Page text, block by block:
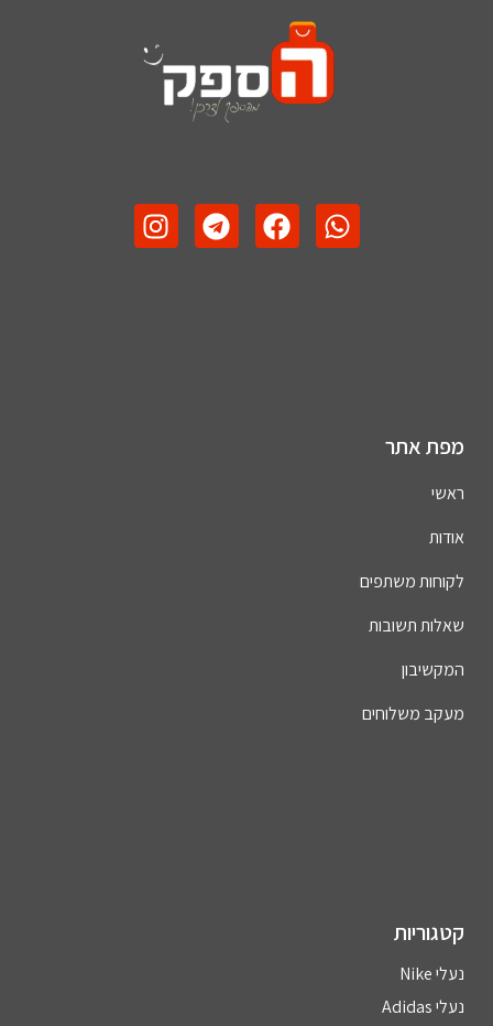
מפת אתר
ראשי
אודות
לקוחות משתפים
שאלות תשובות
המקשיבון
מעקב משלוחים
קטגוריות
נעלי Nike
נעלי Adidas